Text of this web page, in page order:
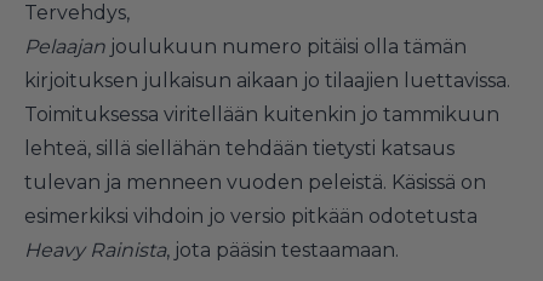
Tervehdys,
Pelaajan joulukuun numero pitäisi olla tämän
kirjoituksen julkaisun aikaan jo tilaajien luettavissa.
Toimituksessa viritellään kuitenkin jo tammikuun
lehteä, sillä siellähän tehdään tietysti katsaus
tulevan ja menneen vuoden peleistä. Käsissä on
esimerkiksi vihdoin jo versio pitkään odotetusta
Heavy Rainista, jota pääsin testaamaan.